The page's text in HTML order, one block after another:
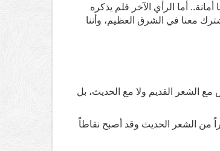
أما الرأي الآخر فلم يذكره
معنا في الشرق العظيم، وأننا
مع الشعر القديم ولا مع الحديث، بل
من الشعر الحديث وقد أصبح نقاطاً